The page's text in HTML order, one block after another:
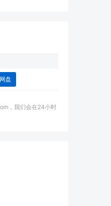
盘
，我们会在24小时